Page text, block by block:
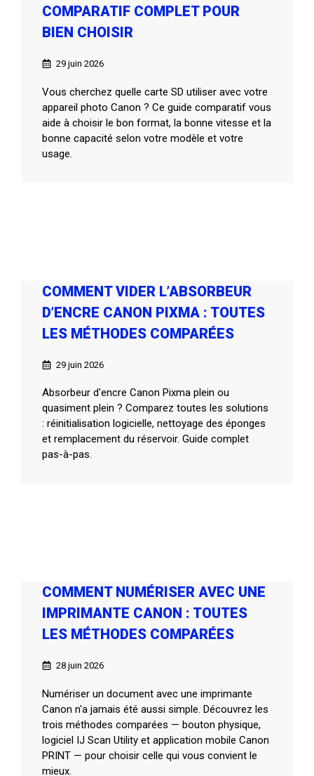
COMPARATIF COMPLET POUR
BIEN CHOISIR
29 juin 2026
Vous cherchez quelle carte SD utiliser avec votre
appareil photo Canon ? Ce guide comparatif vous
aide à choisir le bon format, la bonne vitesse et la
bonne capacité selon votre modèle et votre
usage.
COMMENT VIDER L’ABSORBEUR
D’ENCRE CANON PIXMA : TOUTES
LES MÉTHODES COMPARÉES
29 juin 2026
Absorbeur d'encre Canon Pixma plein ou
quasiment plein ? Comparez toutes les solutions
: réinitialisation logicielle, nettoyage des éponges
et remplacement du réservoir. Guide complet
pas-à-pas.
COMMENT NUMÉRISER AVEC UNE
IMPRIMANTE CANON : TOUTES
LES MÉTHODES COMPARÉES
28 juin 2026
Numériser un document avec une imprimante
Canon n'a jamais été aussi simple. Découvrez les
trois méthodes comparées — bouton physique,
logiciel IJ Scan Utility et application mobile Canon
PRINT — pour choisir celle qui vous convient le
mieux.